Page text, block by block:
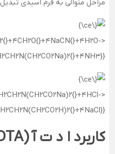
مراحل متوالی به فرم اسیدی
کاربرد ا د ت آ (EDTA